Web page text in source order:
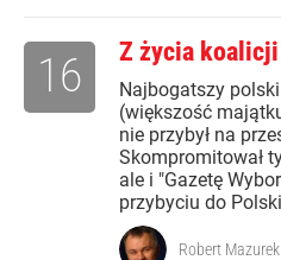
Z życia koalicji
Najbogatszy
(większość
nie przybył na
Skompromitował
ale i "Gazetę
przybyciu do
16
Robert Mazurek